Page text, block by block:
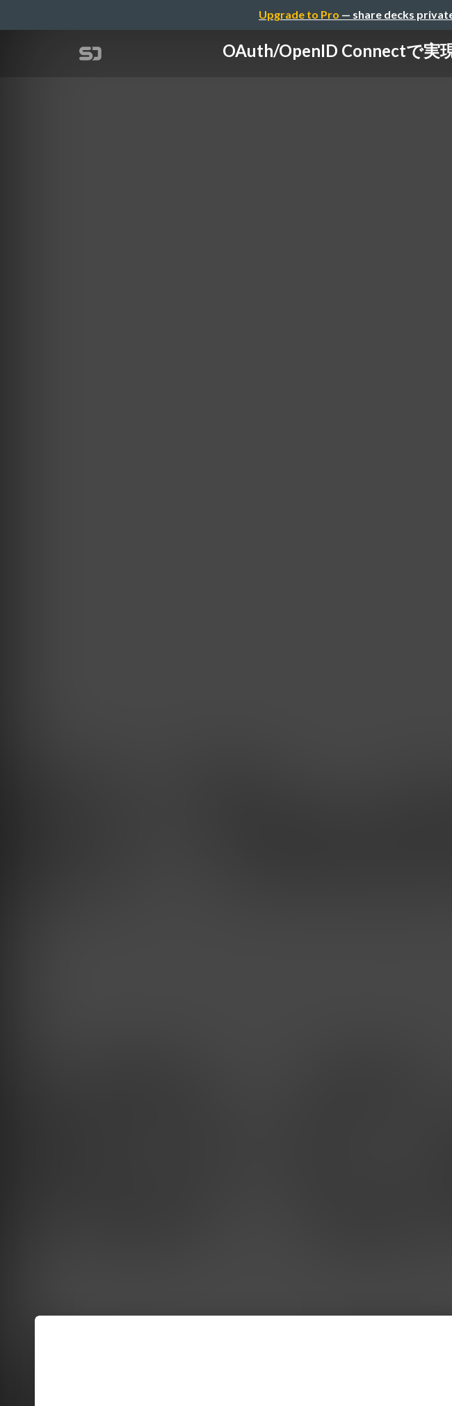
Upgrade to Pro — share decks
OAuth/OpenID Connectで実